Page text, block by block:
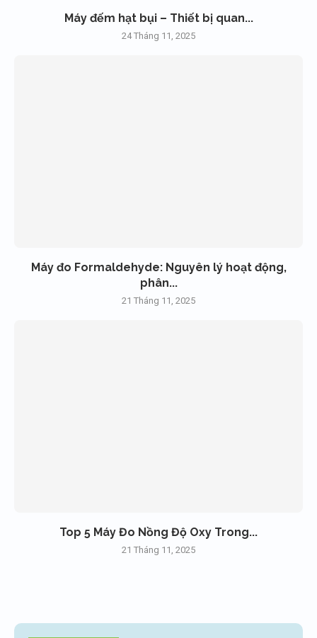
Máy đếm hạt bụi – Thiết bị quan...
24 Tháng 11, 2025
Máy đo Formaldehyde: Nguyên lý hoạt động,
phân...
21 Tháng 11, 2025
Top 5 Máy Đo Nồng Độ Oxy Trong...
21 Tháng 11, 2025